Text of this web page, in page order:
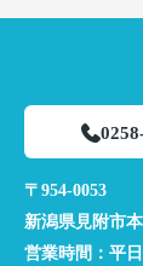
〒954-0053
新潟県見附市
営業時間： 平